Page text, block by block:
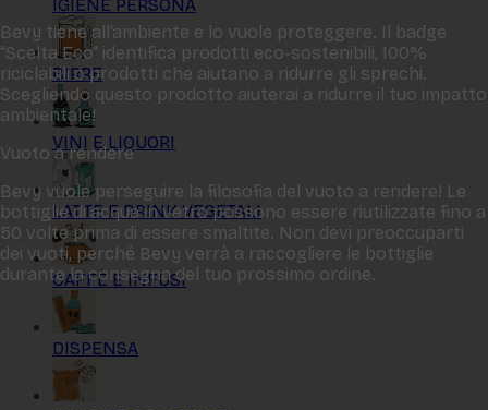
IGIENE PERSONA
BIRRE
VINI E LIQUORI
LATTE E DRINK VEGETALI
CAFFÈ E INFUSI
DISPENSA
Bevy tiene all‘ambiente e lo vuole proteggere. Il badge
“Scelta Eco“ identifica prodotti eco-sostenibili, 100%
riciclabili o prodotti che aiutano a ridurre gli sprechi.
Scegliendo questo prodotto aiuterai a ridurre il tuo impatto
ambientale!
Vuoto a rendere
Bevy vuole perseguire la filosofia del vuoto a rendere! Le
bottiglie di acqua in vetro possono essere riutilizzate fino a
50 volte prima di essere smaltite. Non devi preoccuparti
dei vuoti, perché Bevy verrà a raccogliere le bottiglie
durante la consegna del tuo prossimo ordine.